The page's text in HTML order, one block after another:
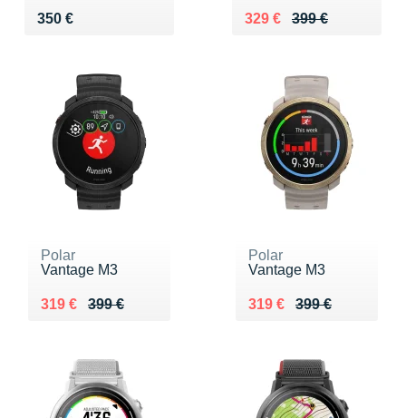
350 €
Vendu 350 € 399 €
Au lieu de 399 €
329 €
Vendu 329 €
Polar
Vantage M3
399 €
Au lieu de 399 €
319 €
Vendu 319 €
Polar
Vantage M3
399 €
Au lieu de 399 €
319 €
Vendu 319 €